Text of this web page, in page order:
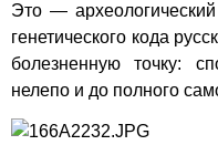
Это —
генетического кода
болезненную точку:
нелепо и до полного